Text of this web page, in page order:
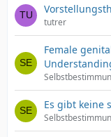
tutrer
Female
Es gibt keine